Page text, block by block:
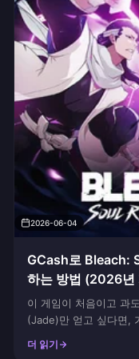
2026-06-04
GCash로 Bleach:
하는 방법 (2026년
이 게임이 처음이고 과
(Jade)만 얻고 싶다면,
레이어 ID를 복사하고,
더 읽기